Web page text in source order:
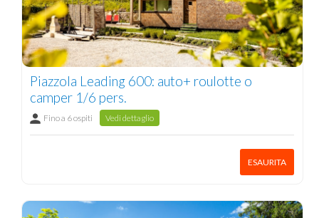
Piazzola Leading 600: auto+ roulotte o
camper 1/6 pers.
Fino a 6 ospiti Vedi dettaglio
ESAURITA